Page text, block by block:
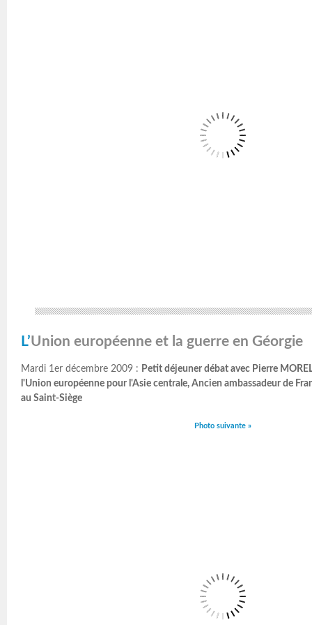
L’Union européenne et la guerre en Géorgie
Mardi 1er décembre 2009 : Petit déjeuner débat avec Pierre
l'Union européenne pour l'Asie centrale, Ancien ambassadeur de
au Saint-Siège
Photo suivante »